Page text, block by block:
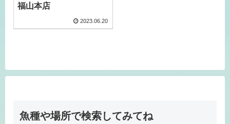
福山本店
2023.06.20
魚種や場所で検索してみてね